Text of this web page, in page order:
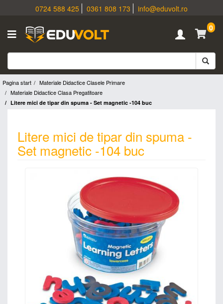
0724 588 425 0361 808 173
info@eduvolt.ro
0
Pagina start
Materiale Didactice Clasele Primare
Materiale Didactice Clasa Pregatitoare
Litere mici de tipar din spuma - Set magnetic -104 buc
Litere mici de tipar din spuma -
Set magnetic -104 buc